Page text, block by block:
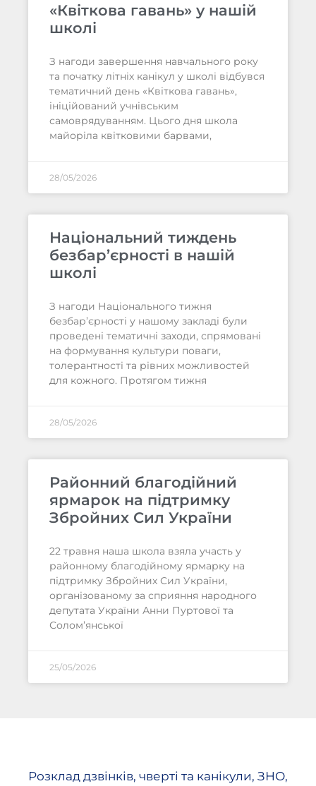
«Квіткова гавань» у нашій
школі
З нагоди завершення навчального року
та початку літніх канікул у школі відбувся
тематичний день «Квіткова гавань»,
ініційований учнівським
самоврядуванням. Цього дня школа
майоріла квітковими барвами,
28/05/2026
Національний тиждень
безбар’єрності в нашій
школі
З нагоди Національного тижня
безбар’єрності у нашому закладі були
проведені тематичні заходи, спрямовані
на формування культури поваги,
толерантності та рівних можливостей
для кожного. Протягом тижня
28/05/2026
Районний благодійний
ярмарок на підтримку
Збройних Сил України
22 травня наша школа взяла участь у
районному благодійному ярмарку на
підтримку Збройних Сил України,
організованому за сприяння народного
депутата України Анни Пуртової та
Солом’янської
25/05/2026
Розклад дзвінків, чверті та канікули, ЗНО,